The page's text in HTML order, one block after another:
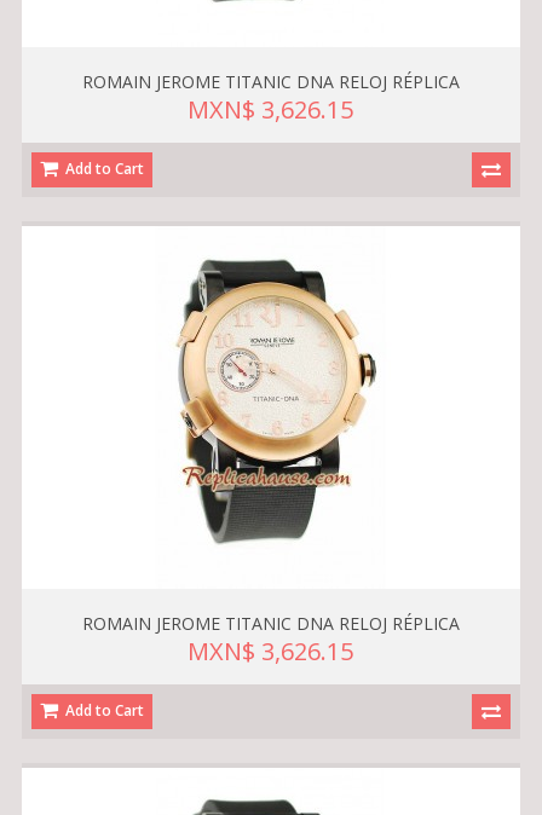
ROMAIN JEROME TITANIC DNA RELOJ RÉPLICA
MXN$ 3,626.15
Add to Cart
ROMAIN JEROME TITANIC DNA RELOJ RÉPLICA
MXN$ 3,626.15
Add to Cart